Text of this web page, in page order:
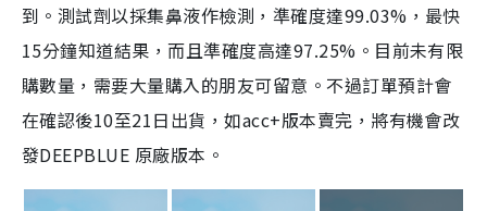
到。測試劑以採集鼻液作檢測，準確度達99.03%，最快
15分鐘知道結果，而且準確度高達97.25%。目前未有限
購數量，需要大量購入的朋友可留意。不過訂單預計會
在確認後10至21日出貨，如acc+版本賣完，將有機會改
發DEEPBLUE 原廠版本。